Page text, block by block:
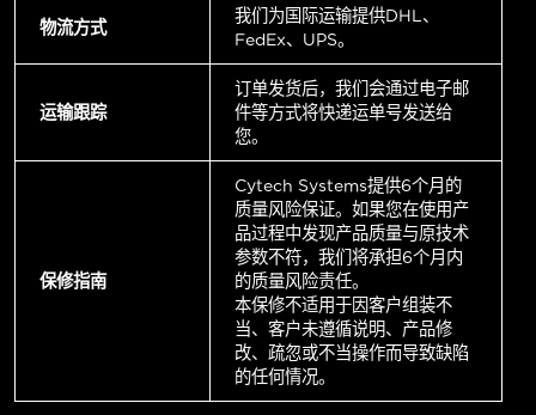
物流方式
我们为国际运输提供DHL、
FedEx、UPS。
运输跟踪
订单发货后，我们会通过电子邮
件等方式将快递运单号发送给
您。
保修指南
Cytech Systems提供6个月的
质量风险保证。如果您在使用产
品过程中发现产品质量与原技术
参数不符，我们将承担6个月内
的质量风险责任。
本保修不适用于因客户组装不
当、客户未遵循说明、产品修
改、疏忽或不当操作而导致缺陷
的任何情况。